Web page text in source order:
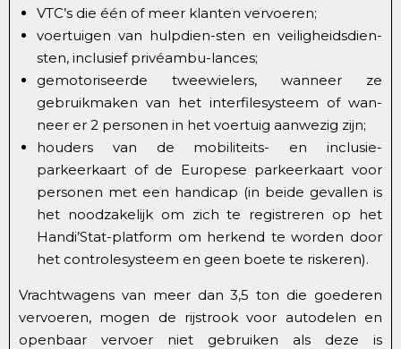
VTC’s die één of meer klanten vervoeren;
voertuigen van hulpdien-sten en veiligheidsdien-
sten, inclusief privéambu-lances;
gemotoriseerde tweewielers, wanneer ze
gebruikmaken van het interfilesysteem of wan-
neer er 2 personen in het voertuig aanwezig zijn;
houders van de mobiliteits- en inclusie-
parkeerkaart of de Europese parkeerkaart voor
personen met een handicap (in beide gevallen is
het noodzakelijk om zich te registreren op het
Handi’Stat-platform om herkend te worden door
het controlesysteem en geen boete te riskeren).
Vrachtwagens van meer dan 3,5 ton die goederen
vervoeren, mogen de rijstrook voor autodelen en
openbaar vervoer niet gebruiken als deze is